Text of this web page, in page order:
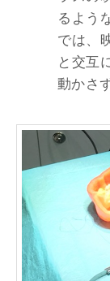
るよう
では、
と交互
動かさ